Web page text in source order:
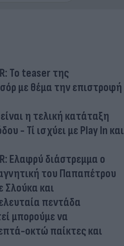
Το teaser της
με θέμα την επιστροφή
η τελική κατάταξη
- Τί ισχύει με Play In και
Ελαφρύ διάστρεμμα ο
του Παπαπέτρου
Σλούκα και
πεντάδα
μπορούμε να
οκτώ παίκτες και